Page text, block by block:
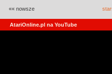
«« nowsze
AtariOnline.pl na YouTube